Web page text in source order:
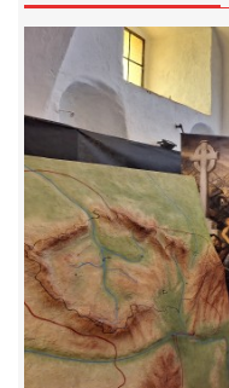
PÍŠÍ O PRAVĚKU
FOTOALBUM
FOTOALBUM
KONTAKT
NOVINKY